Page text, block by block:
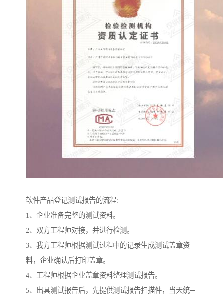
软件产品登记测试报告的流程:
1、企业准备完整的测试资料。
2、双方工程师对接，并进行检测。
3、我方工程师根据测试过程中的记录生成测试盖章资
料，企业确认后打印盖章。
4、工程师根据企业盖章资料整理测试报告。
5、出具测试报告后，先提供测试报告扫描件，当天统─